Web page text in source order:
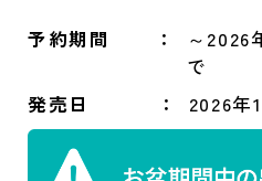
予約期間
～2026
で
発売日
2026年